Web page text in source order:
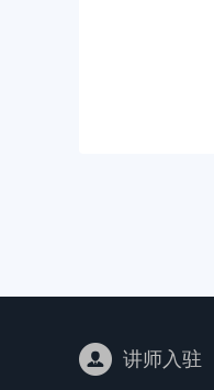
讲师入驻